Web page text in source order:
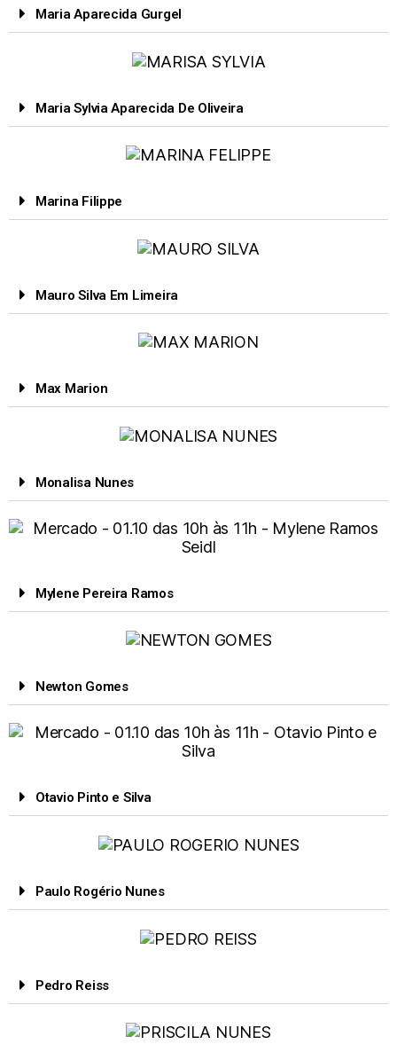
Maria Aparecida Gurgel
Maria Sylvia Aparecida De Oliveira
Marina Filippe
Mauro Silva Em Limeira
Max Marion
Monalisa Nunes
Mylene Pereira Ramos
Newton Gomes
Otavio Pinto e Silva
Paulo Rogério Nunes
Pedro Reiss